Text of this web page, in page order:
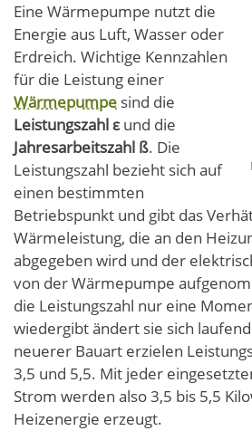
Eine Wärmepumpe nutzt die
Energie aus Luft, Wasser oder
Erdreich. Wichtige Kennzahlen
für die Leistung einer
Wärmepumpe sind die
Leistungszahl εund die
Jahresarbeitszahl ß. Die
Leistungszahl bezieht sich auf
einen bestimmten
Betriebspunkt und gibt das
Wärmeleistung, die an den
abgegeben wird und der
von der Wärmepumpe
die Leistungszahl nur eine
wiedergibt ändert sie sich
neuerer Bauart erzielen
3,5 und 5,5. Mit jeder
Strom werden also 3,5 bis 5,5
Heizenergie erzeugt.